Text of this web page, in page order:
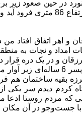
یک کوهنورد در حین صعود
برای نخستین‌بار در ایران و خاورمیانه در عملیات
امداد و نجات به
به روستای میرزالو بود. این روستا در 8
تیم‌های امدادگر آنجا بودند و به ما گفتند یک دختر و
بقیه ساختمان هم فرو
کردم دیدم سر یکی
برخلاف جایی که مردم